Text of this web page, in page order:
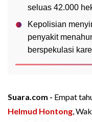
seluas 42.000
Kepolisian
penyakit
berspekulasi
Suara.com - Empat
Helmud Hontong,